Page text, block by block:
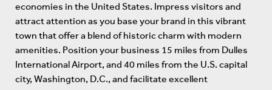
economies in the United States. Impress visitors and
attract attention as you base your brand in this vibrant
town that offer a blend of historic charm with modern
amenities. Position your business 15 miles from Dulles
International Airport, and 40 miles from the U.S. capital
city, Washington, D.C., and facilitate excellent